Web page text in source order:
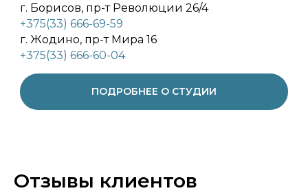
г. Борисов, пр-т Революции 26/4
+375(33) 666-69-59
г. Жодино, пр-т Мира 16
+375(33) 666-60-04
ПОДРОБНЕЕ О СТУДИИ
Отзывы клиентов